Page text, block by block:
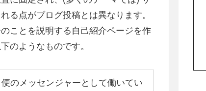
る点がブログ投稿とは異なります。
ことを説明する自己紹介ページを作
のようなものです。
のメッセンジャーとして働いてい